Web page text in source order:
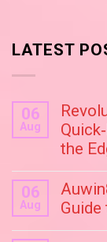
LATEST
06
Aug
the
06
Aug